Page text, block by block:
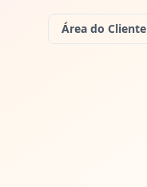
Área do Cliente